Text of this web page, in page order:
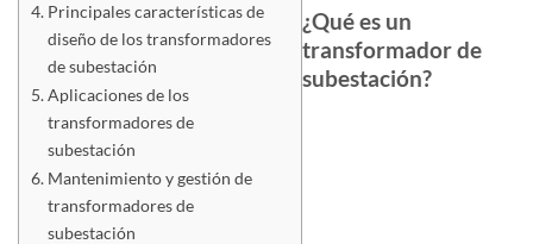
Principales características de
diseño de los transformadores
de subestación
Aplicaciones de los
transformadores de
subestación
Mantenimiento y gestión de
transformadores de
subestación
¿Qué es un
transformador de
subestación?